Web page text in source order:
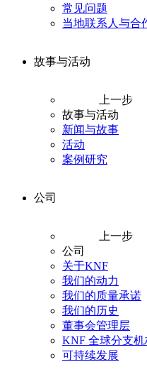
常见问题
当地联系人与合
故事与活动
上一步
故事与活动
新闻与故事
活动
案例研究
公司
上一步
公司
关于KNF
我们的动力
我们的质量承诺
我们的历史
董事会管理层
KNF 全球分支机
可持续发展